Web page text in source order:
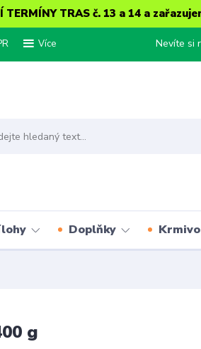
TERMÍNY TRAS č. 13 a 14 a
Více Nevíte si
Doplňky
g